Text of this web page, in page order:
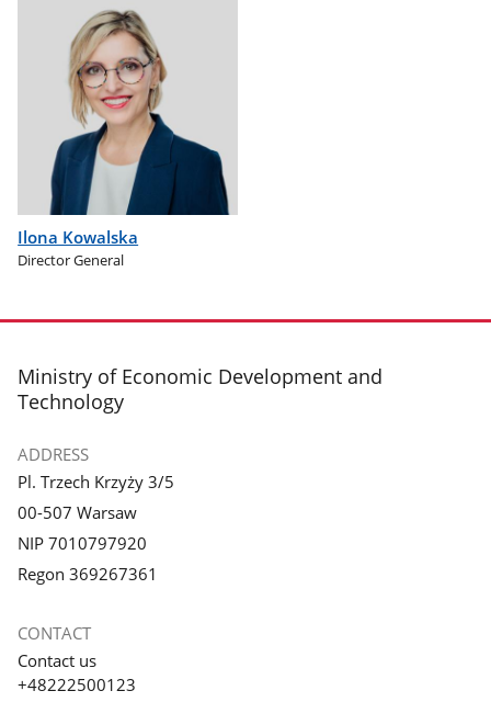
Ilona Kowalska
Director General
footer
Ministry of Economic Development and
Technology
ADDRESS
Pl. Trzech Krzyży 3/5
00-507 Warsaw
NIP 7010797920
Regon 369267361
CONTACT
Contact us
+48222500123